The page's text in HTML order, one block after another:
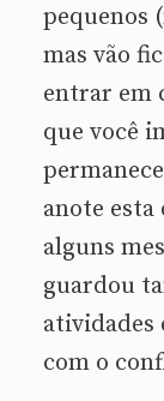
pequenos
mas vão
entrar em
que você
anote
alguns
guardou
atividades
com o